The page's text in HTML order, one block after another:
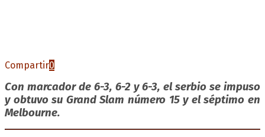
Compartir0
Con marcador de 6-3, 6-2 y 6-3, el serbio se impuso
y obtuvo su Grand Slam número 15 y el séptimo en
Melbourne.